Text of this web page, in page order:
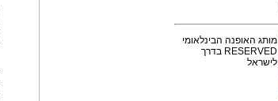
מותג האופנה הבינלאומי
RESERVED בדרך
לישראל